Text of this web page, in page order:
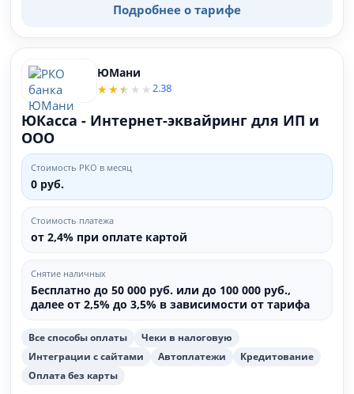
Подробнее о тарифе
ЮМани
2.38
ЮКасса - Интернет-эквайринг для ИП и
ООО
Стоимость РКО в месяц
0 руб.
Стоимость платежа
от 2,4% при оплате картой
Снятие наличных
Бесплатно до 50 000 руб. или до 100 000 руб.,
далее от 2,5% до 3,5% в зависимости от тарифа
Все способы оплаты
Чеки в налоговую
Интеграции с сайтами
Автоплатежи
Кредитование
Оплата без карты